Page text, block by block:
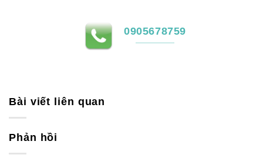
0905678759
Bài viết liên quan
Phản hồi